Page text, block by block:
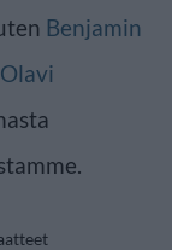
Benjamin
Olavi